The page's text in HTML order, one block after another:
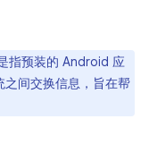
指预装的 Android 应
间交换信息，旨在帮